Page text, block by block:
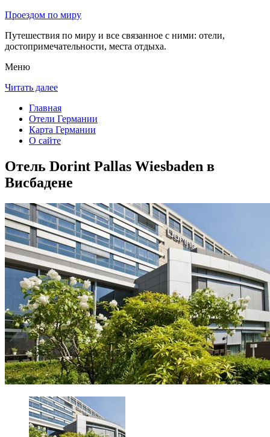
Проездом по миру
Путешествия по миру и все связанное с ними: отели,
достопримечательности, места отдыха.
Меню
Читать далее
Главная
Отели Германии
Карта Германии
О сайте
Отель Dorint Pallas Wiesbaden в
Висбадене